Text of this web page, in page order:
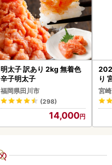
明太子 訳あり 2kg 無着色
辛子明太子
福岡県田川市
(298)
14,000
り
宮